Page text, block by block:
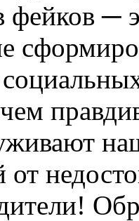
фейков ─
от